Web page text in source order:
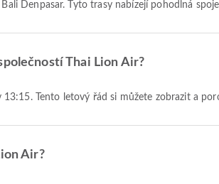
Denpasar. Tyto trasy nabízejí pohodlná
Thai Lion Air?
13:15. Tento letový řád si můžete zobrazit a
Air?